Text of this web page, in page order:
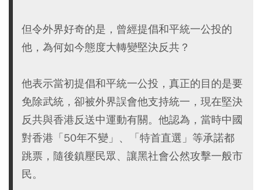
但令外界好奇的是，曾經提倡和平統一公投的
他，為何如今態度大轉變堅決反共？
他表示當初提倡和平統一公投，真正的目的是要
免除武統，卻被外界誤會他支持統一，現在堅決
反共與香港反送中運動有關。他認為，當時中國
對香港「50年不變」、「特首直選」等承諾都
跳票，隨後鎮壓民眾、讓黑社會公然攻擊一般市
民。